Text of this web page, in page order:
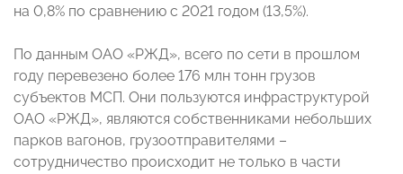
на 0,8% по сравнению с 2021 годом (13,5%).
По данным ОАО «РЖД», всего по сети в прошлом
году перевезено более 176 млн тонн грузов
субъектов МСП. Они пользуются инфраструктурой
ОАО «РЖД», являются собственниками небольших
парков вагонов, грузоотправителями –
сотрудничество происходит не только в части